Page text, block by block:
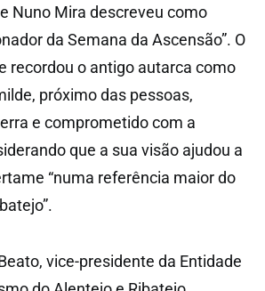
Nuno Mira descreveu como
da Semana da Ascensão”. O
recordou o antigo autarca como
próximo das pessoas,
e comprometido com a
que a sua visão ajudou a
“numa referência maior do
vice-presidente da Entidade